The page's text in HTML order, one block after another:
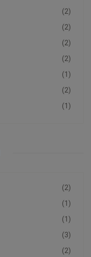
(2)
(2)
(2)
(2)
(1)
(2)
(1)
(2)
(1)
(1)
(3)
(2)